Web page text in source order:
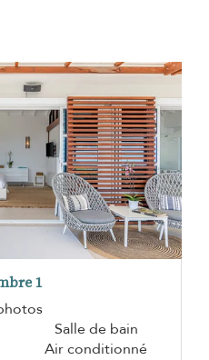
1
Salle de bain
Air conditionné